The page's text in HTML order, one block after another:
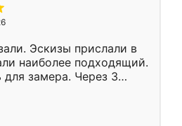
Эскизы прислали в
наиболее подходящий.
для замера. Через 3
уже готова. Остались
Спасибо Ренессанс
работу!